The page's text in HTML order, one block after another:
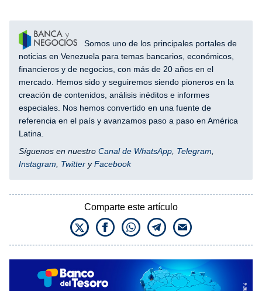
Somos uno de los principales portales de
noticias en Venezuela para temas bancarios, económicos,
financieros y de negocios, con más de 20 años en el
mercado. Hemos sido y seguiremos siendo pioneros en la
creación de contenidos, análisis inéditos e informes
especiales. Nos hemos convertido en una fuente de
referencia en el país y avanzamos paso a paso en América
Latina.
Síguenos en nuestro Canal de WhatsApp Telegram
Instagram
Twitter yFacebook
Comparte este artículo